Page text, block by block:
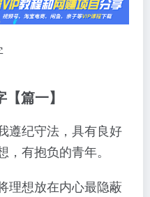
篇一】
遵纪守法，具有良好
有抱负的青年。
理想放在内心最隐蔽